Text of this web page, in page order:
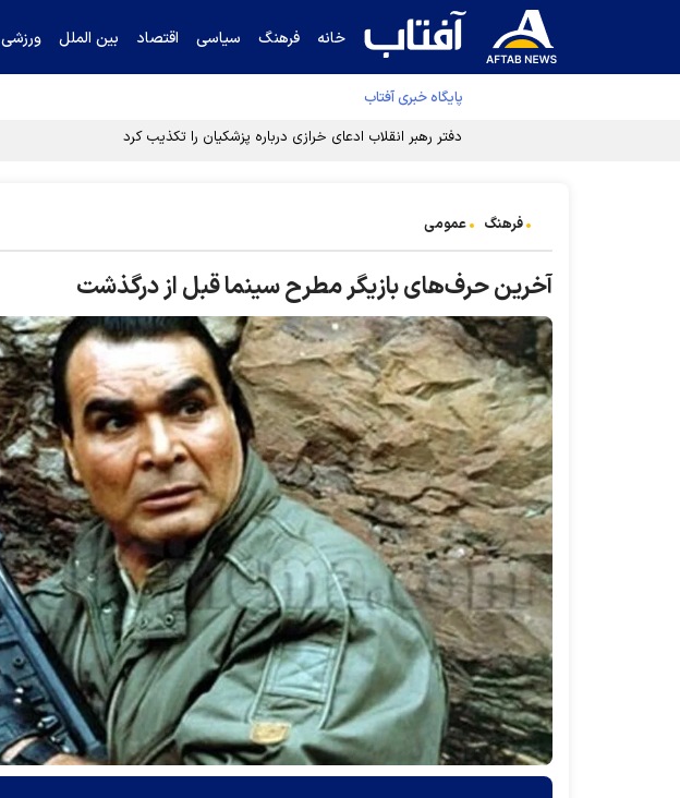
خانه فرهنگ سیاسی اقتصاد بین الملل ورزشی
پایگاه خبری آفتاب
دفتر رهبر انقلاب ادعای خرازی درباره پزشکیان را تکذیب کرد
فرهنگ عمومی
آخرین حرف‌های بازیگر مطرح سینما قبل از درگذشت